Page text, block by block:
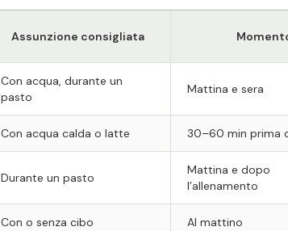
Assunzione consigliata
Con acqua, durante un
pasto
Mattina e sera
Con acqua calda o latte 30–60 min prima
Durante un pasto
Mattina e dopo
l’allenamento
Con o senza cibo Al mattino